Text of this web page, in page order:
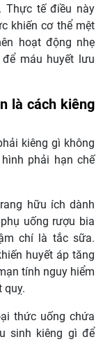
Thực tế điều này
khiến cơ thể mệt
hoạt động nhẹ
máu huyết lưu
là cách kiêng
kiêng gì không
phải hạn chế
hữu ích dành
uống rượu bia
chí là tắc sữa.
huyết áp tăng
tính nguy hiểm
quỵ.
thức uống chứa
sinh kiêng gì để